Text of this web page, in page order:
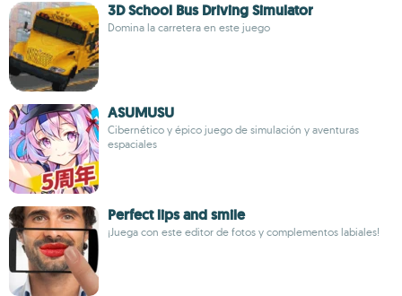
3D School Bus Driving Simulator
Domina la carretera en este juego
ASUMUSU
Cibernético y épico juego de simulación y aventuras
espaciales
Perfect lips and smile
¡Juega con este editor de fotos y complementos labiales!